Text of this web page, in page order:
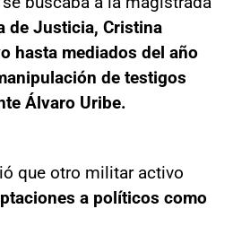
de Justicia, Cristina
hasta mediados del año
de testigos
Álvaro Uribe.
que otro militar activo
a políticos como